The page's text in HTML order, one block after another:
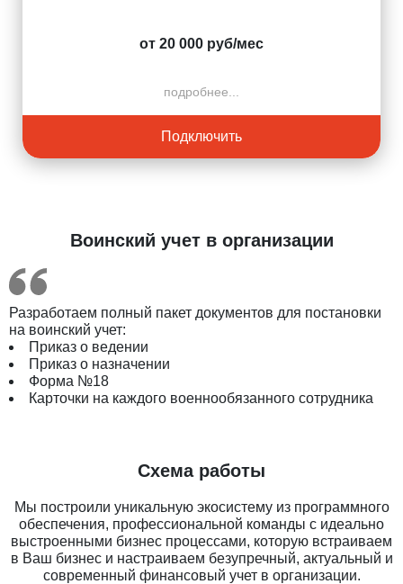
от 20 000 руб/мес
подробнее...
Подключить
Воинский учет в организации
Разработаем полный пакет документов для постановки
на воинский учет:
Приказ о ведении
Приказ о назначении
Форма №18
Карточки на каждого военнообязанного сотрудника
Схема работы
Мы построили уникальную экосистему из программного
обеспечения, профессиональной команды с идеально
выстроенными бизнес процессами, которую встраиваем
в Ваш бизнес и настраиваем безупречный, актуальный и
современный финансовый учет в организации.